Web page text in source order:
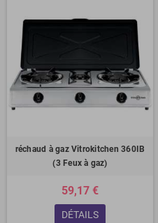
réchaud à gaz Vitrokitchen 360IB
(3 Feux à gaz)
59,17 €
DÉTAILS